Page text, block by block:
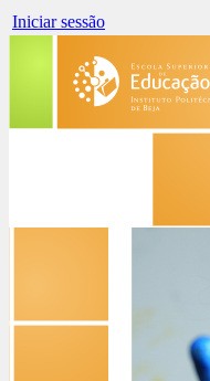
Iniciar sessão